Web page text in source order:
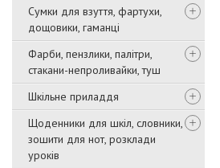
Сумки для взуття, фартухи,
дощовики, гаманці
Фарби, пензлики, палітри,
стакани-непроливайки, туш
Шкільне приладдя
Щоденники для шкіл, словники,
зошити для нот, розклади
уроків